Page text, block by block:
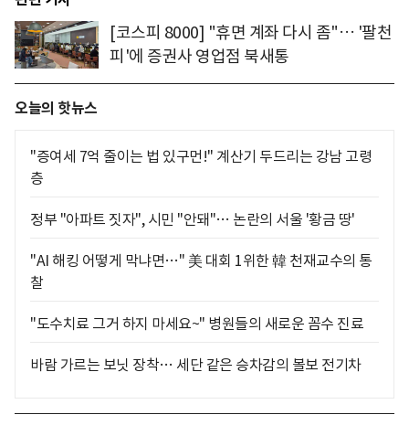
[코스피 8000] "휴면 계좌 다시 좀"… '팔천
피'에 증권사 영업점 북새통
오늘의 핫뉴스
"증여세 7억 줄이는 법 있구먼!" 계산기 두드리는 강남 고령
층
정부 "아파트 짓자", 시민 "안돼"… 논란의 서울 '황금 땅'
"AI 해킹 어떻게 막냐면…" 美 대회 1위한 韓 천재교수의 통
찰
"도수치료 그거 하지 마세요~" 병원들의 새로운 꼼수 진료
바람 가르는 보닛 장착… 세단 같은 승차감의 볼보 전기차